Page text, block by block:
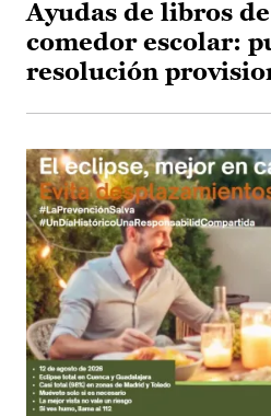
Ayudas de libros
comedor escolar:
resolución